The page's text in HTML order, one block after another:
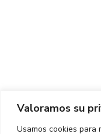
Valoramos su
Usamos cookies para